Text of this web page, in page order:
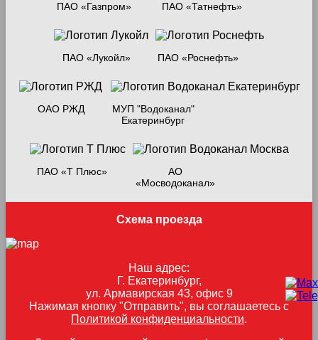
ПАО «Газпром» ПАО «Татнефть»
ПАО «Лукойл» ПАО «Роснефть»
ОАО РЖД
МУП "Водоканал"
Екатеринбург
ПАО «Т Плюс»
АО
«Мосводоканал»
Схема проезда
Наш адрес:
Г. Екатеринбург,
ул. Армавирская 43, офис 9
Нажимая кнопку "Отправить", вы соглашаетесь с
Политикой конфиденциальности.